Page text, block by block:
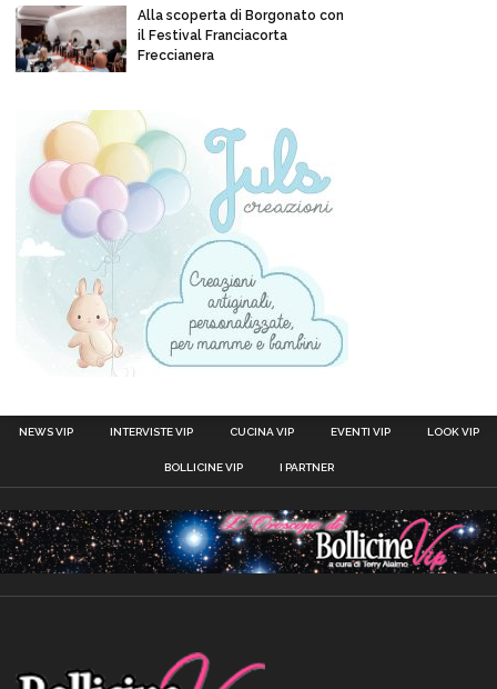
Alla scoperta di Borgonato con
il Festival Franciacorta
Freccianera
NEWS VIP INTERVISTE VIP CUCINA VIP EVENTI VIP LOOK VIP
BOLLICINE VIP I PARTNER